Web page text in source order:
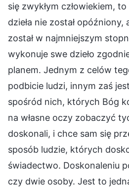
się zwykłym człowiekiem,
dzieła nie został opóźniony,
został w najmniejszym
wykonuje swe dzieło
planem. Jednym z celów
podbicie ludzi, innym zaś
spośród nich, których Bóg
na własne oczy zobaczyć
doskonali, i chce sam się
sposób ludzie, których
świadectwo. Doskonaleniu
czy dwie osoby. Jest to